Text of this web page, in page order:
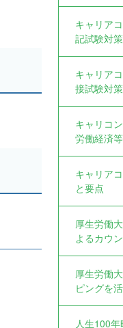
キャリア
記試験対策
キャリア
接試験対
キャリコ
労働経済
キャリア
と要点
厚生労働
よるカウ
厚生労働
ピングを
人生100